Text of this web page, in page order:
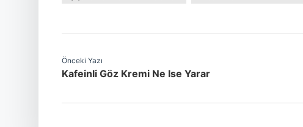
Önceki Yazı
Kafeinli Göz Kremi Ne Ise Yarar